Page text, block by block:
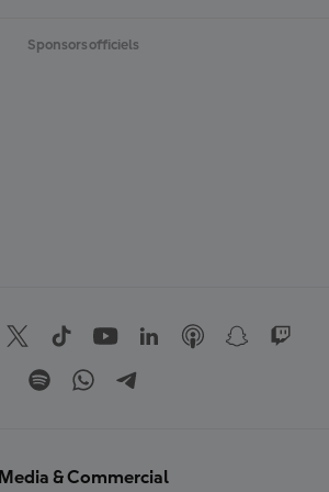
Sponsors officiels
Media & Commercial